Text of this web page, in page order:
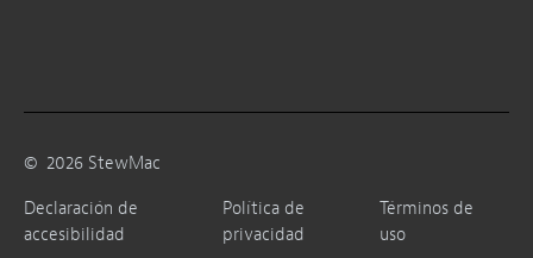
© 2026 StewMac
Declaración de
accesibilidad
Política de
privacidad
Términos de
uso